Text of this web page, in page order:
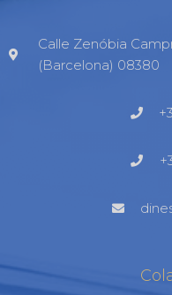
Calle Zenóbia
(Barcelona) 08380